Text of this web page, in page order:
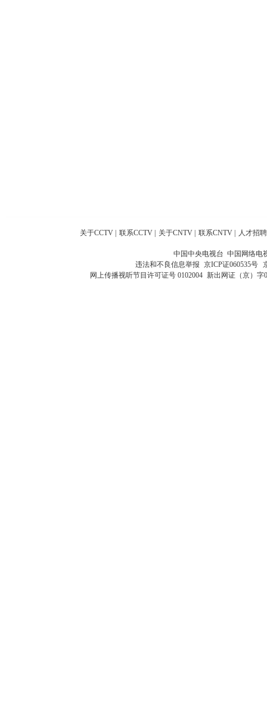
关于CCTV 联系CCTV 关于CNTV 联系CNTV 人才招聘
中国中央电视台 中国网络电
违法和不良信息举报 京ICP证060535号
网上传播视听节目许可证号 0102004 新出网证（京）